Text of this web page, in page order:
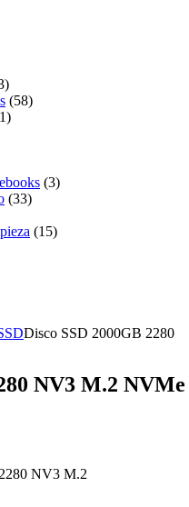
(58)
(3)
(33)
(15)
Disco SSD 2000GB 2280
NV3 M.2 NVMe